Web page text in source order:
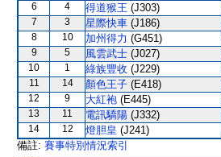
6 4 得道猴王 (J303)
7 3 星際快車 (J186)
8 10 加州得力 (G451)
9 5 風雲武士 (J027)
10 1 綠族豐收 (J229)
11 14 顏色王子 (E418)
12 9 大紅袍 (E445)
13 11 電訊驕陽 (J332)
14 12 燈胆皇 (J241)
備註: 賽事特別情況索引